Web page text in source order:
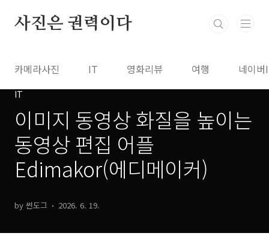
사진은 권력이다
카메라사진 IT 영화리뷰 여행 네이
IT
이미지 동영상 화질을 높이는
동영상 편집 어플
Edimakor(에디메이커)
by 썬도그 2026. 6. 19.